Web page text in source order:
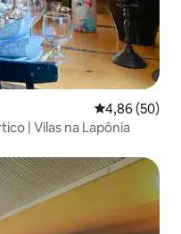
4,86 de uma
4,86 (50)
| Vilas na Lapônia